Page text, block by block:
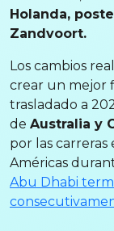
Holanda,
Zandvoort.
Los cambios
crear un mejor
trasladado a
de Australia y
por las
Américas
Abu Dhabi